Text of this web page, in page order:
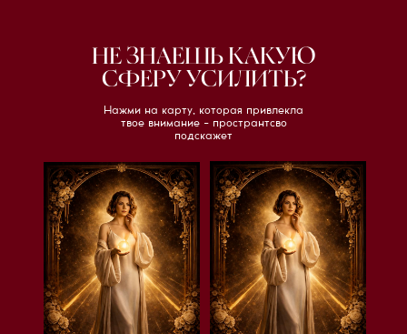
НЕ ЗНАЕШЬ КАКУЮ
СФЕРУ УСИЛИТЬ?
Нажми на карту, которая привлекла
твое внимание - пространтсво
подскажет